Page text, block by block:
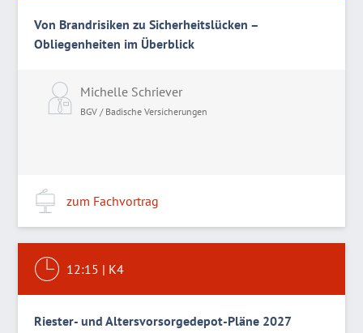
Von Brandrisiken zu Sicherheitslücken –
Obliegenheiten im Überblick
Michelle Schriever
BGV / Badische Versicherungen
zum Fachvortrag
12:15 | K4
Riester- und Altersvorsorgedepot-Pläne 2027